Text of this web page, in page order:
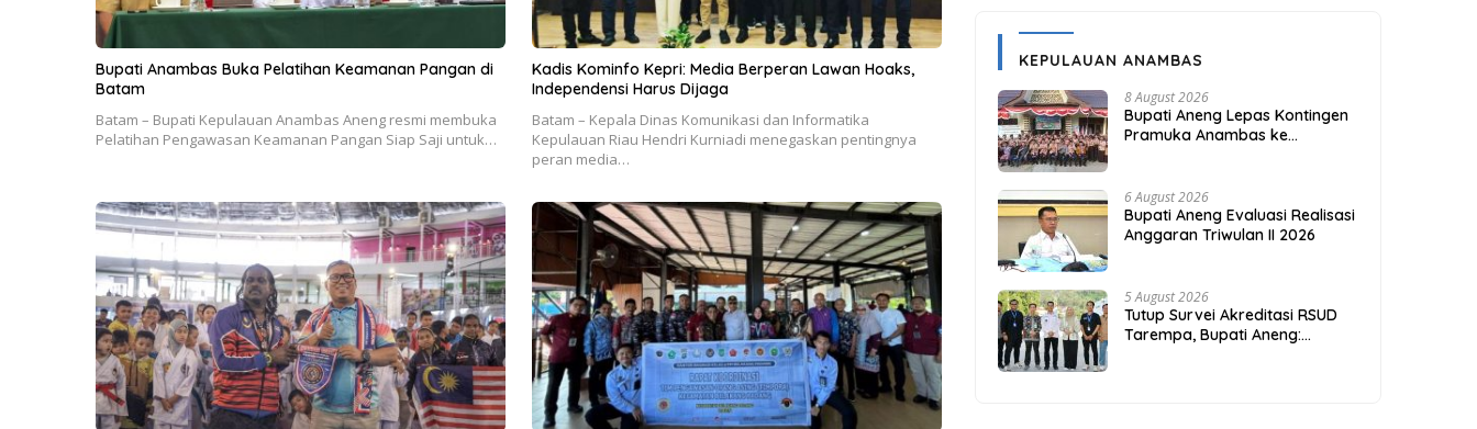
Bupati Anambas Buka Pelatihan Keamanan Pangan di
Batam
Batam – Bupati Kepulauan Anambas Aneng resmi membuka
Pelatihan Pengawasan Keamanan Pangan Siap Saji untuk…
Kadis Kominfo Kepri: Media Berperan Lawan Hoaks,
Independensi Harus Dijaga
Batam – Kepala Dinas Komunikasi dan Informatika
Kepulauan Riau Hendri Kurniadi menegaskan pentingnya
peran media…
KEPULAUAN ANAMBAS
8 August 2026
Bupati Aneng Lepas Kontingen
Pramuka Anambas ke
6 August 2026
Bupati Aneng Evaluasi Realisasi
Anggaran Triwulan II 2026
5 August 2026
Tutup Survei Akreditasi RSUD
Tarempa, Bupati Aneng: